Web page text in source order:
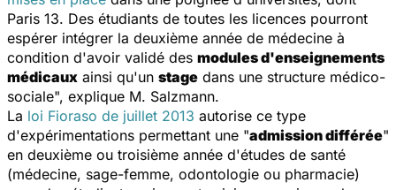
Paris 13. Des étudiants de toutes les licences pourront
espérer intégrer la deuxième année de médecine à
condition d'avoir validé des modules d'enseignements
médicaux ainsi qu'un stage dans une structure médico-
sociale", explique M. Salzmann.
La loi Fioraso de juillet 2013 autorise ce type
d'expérimentations permettant une "admission différée"
en deuxième ou troisième année d'études de santé
(médecine, sage-femme, odontologie ou pharmacie)